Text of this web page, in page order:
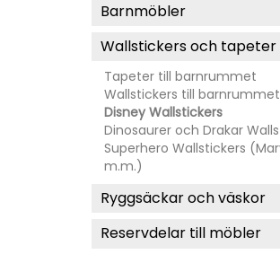
Barnmöbler
Wallstickers och tapeter
Tapeter till barnrummet
Wallstickers till barnrummet
Disney Wallstickers
Dinosaurer och Drakar
Superhero Wallstickers
m.m.)
Ryggsäckar och väskor
Reservdelar till möbler